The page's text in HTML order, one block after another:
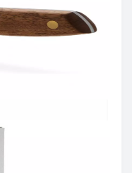
по Україні
розстрочка